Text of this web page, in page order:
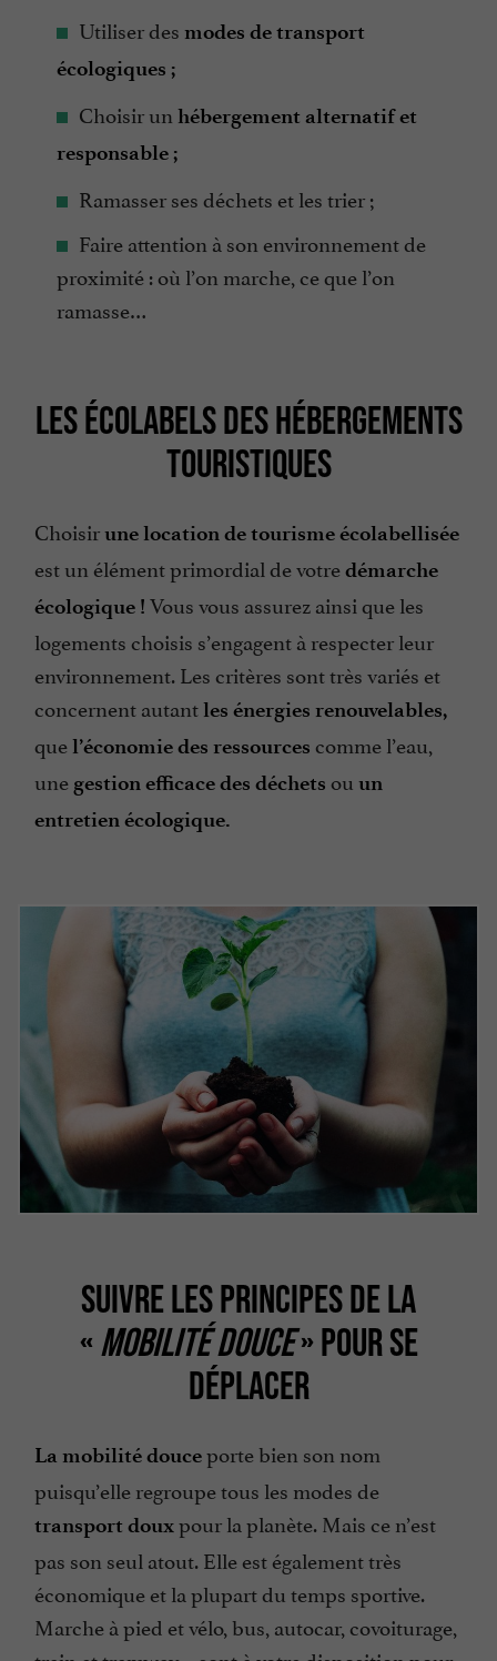
Utiliser des modes de transport
écologiques ;
Choisir un hébergement alternatif et
responsable ;
Ramasser ses déchets et les trier ;
Faire attention à son environnement de
proximité : où l’on marche, ce que l’on
ramasse…
LES ÉCOLABELS DES HÉBERGEMENTS
TOURISTIQUES
Choisirune location de tourisme écolabellisée
est un élément primordial de votredémarche
écologique ! Vous vous assurez ainsi que les
logements choisis s’engagent à respecter leur
environnement. Les critères sont très variés et
concernent autantles énergies renouvelables,
quel’économie des ressources comme l’eau,
une gestion efficace des déchets ou un
entretien écologique.
SUIVRE LES PRINCIPES DE LA
« MOBILITÉ DOUCE» POUR SE
DÉPLACER
La mobilité douceporte bien son nom
puisqu’elle regroupe tous les modes de
transport douxpour la planète. Mais ce n’est
pas son seul atout. Elle est également très
économique et la plupart du temps sportive.
Marche à pied et vélo, bus, autocar, covoiturage,